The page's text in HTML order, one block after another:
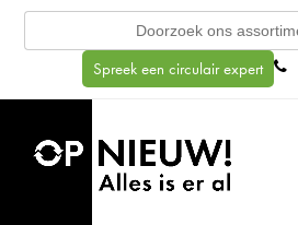
Search
Spreek een circulair expert